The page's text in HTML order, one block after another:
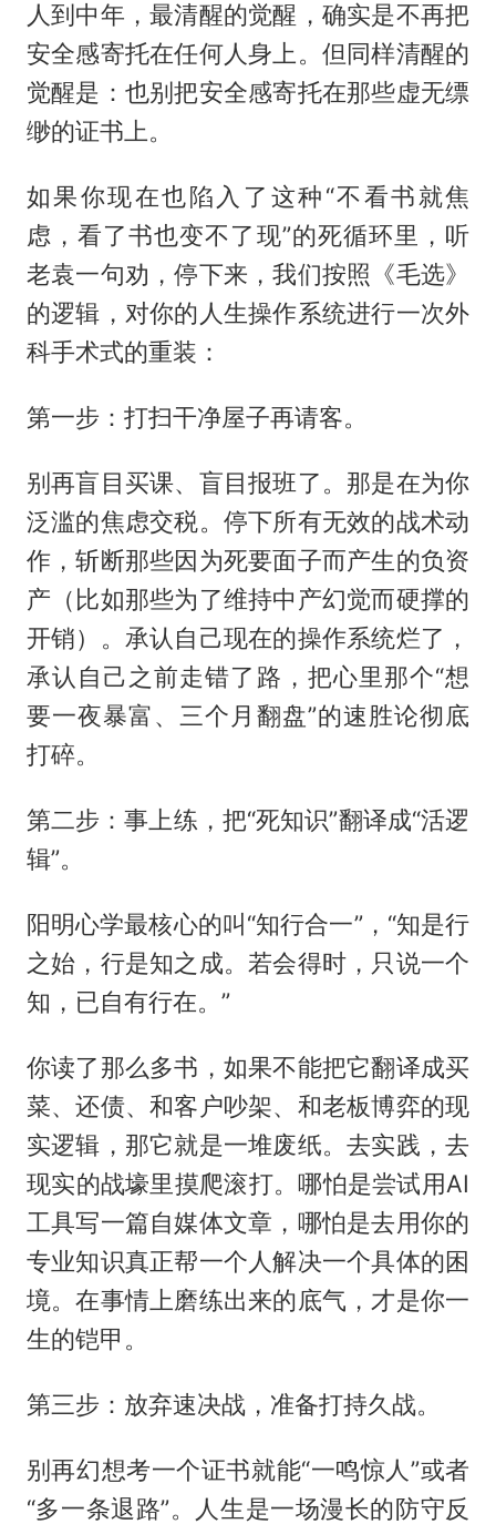
人到中年，最清醒的觉醒，确实是不再把
安全感寄托在任何人身上。但同样清醒的
觉醒是：也别把安全感寄托在那些虚无缥
缈的证书上。
如果你现在也陷入了这种“不看书就焦
虑，看了书也变不了现”的死循环里，听
老袁一句劝，停下来，我们按照《毛选》
的逻辑，对你的人生操作系统进行一次外
科手术式的重装：
第一步：打扫干净屋子再请客。
别再盲目买课、盲目报班了。那是在为你
泛滥的焦虑交税。停下所有无效的战术动
作，斩断那些因为死要面子而产生的负资
产（比如那些为了维持中产幻觉而硬撑的
开销）。承认自己现在的操作系统烂了，
承认自己之前走错了路，把心里那个“想
要一夜暴富、三个月翻盘”的速胜论彻底
打碎。
第二步：事上练，把“死知识”翻译成“活逻
辑”。
阳明心学最核心的叫“知行合一”，“知是行
之始，行是知之成。若会得时，只说一个
知，已自有行在。”
你读了那么多书，如果不能把它翻译成买
菜、还债、和客户吵架、和老板博弈的现
实逻辑，那它就是一堆废纸。去实践，去
现实的战壕里摸爬滚打。哪怕是尝试用AI
工具写一篇自媒体文章，哪怕是去用你的
专业知识真正帮一个人解决一个具体的困
境。在事情上磨练出来的底气，才是你一
生的铠甲。
第三步：放弃速决战，准备打持久战。
别再幻想考一个证书就能“一鸣惊人”或者
“多一条退路”。人生是一场漫长的防守反